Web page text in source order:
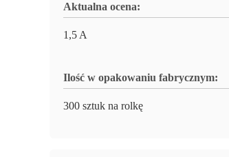
Aktualna ocena:
1,5 A
Ilość w opakowaniu fabrycznym:
300 sztuk na rolkę